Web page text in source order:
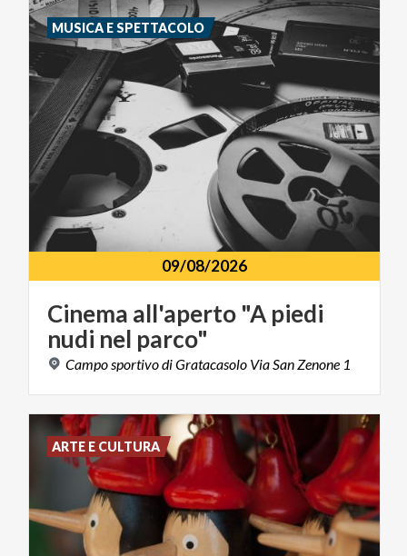
09/08/2026
Cinema all'aperto "A piedi
nudi nel parco"
CamposportivodiGratacasolo ViaSanZenone 1
MUSICA E SPETTACOLO
ARTE E CULTURA